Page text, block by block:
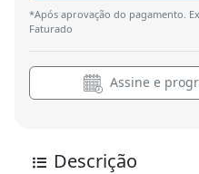
*Após aprovação do pagamento.
Faturado
Assine e
Descrição